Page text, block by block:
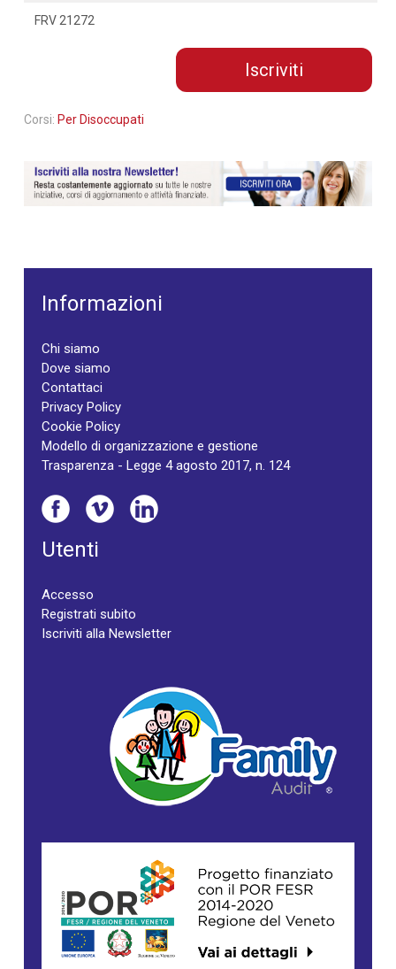
FRV 21272
Iscriviti
Corsi: Per Disoccupati
Informazioni
Chi siamo
Dove siamo
Contattaci
Privacy Policy
Cookie Policy
Modello di organizzazione e gestione
Trasparenza - Legge 4 agosto 2017, n. 124
Utenti
Accesso
Registrati subito
Iscriviti alla Newsletter